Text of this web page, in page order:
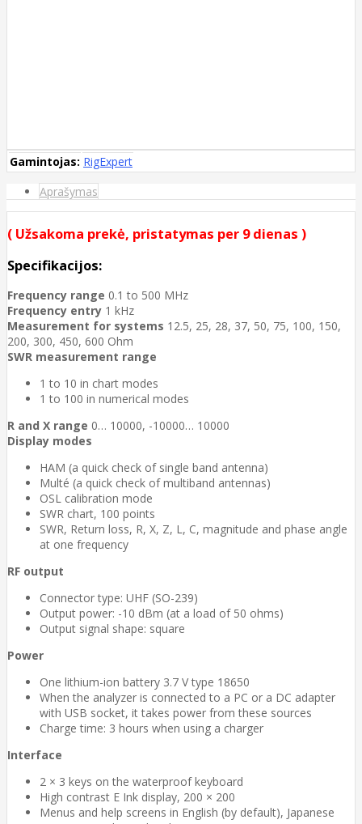
Gamintojas: RigExpert
Aprašymas
( Užsakoma prekė, pristatymas per 9 dienas )
Specifikacijos:
Frequency range 0.1 to 500 MHz
Frequency entry 1 kHz
Measurement for systems 12.5, 25, 28, 37, 50, 75, 100, 150,
200, 300, 450, 600 Ohm
SWR measurement range
1 to 10 in chart modes
1 to 100 in numerical modes
R and X range 0… 10000, -10000… 10000
Display modes
HAM (a quick check of single band antenna)
Multé (a quick check of multiband antennas)
OSL calibration mode
SWR chart, 100 points
SWR, Return loss, R, X, Z, L, C, magnitude and phase angle
at one frequency
RF output
Connector type: UHF (SO-239)
Output power: -10 dBm (at a load of 50 ohms)
Output signal shape: square
Power
One lithium-ion battery 3.7 V type 18650
When the analyzer is connected to a PC or a DC adapter
with USB socket, it takes power from these sources
Сharge time: 3 hours when using a charger
Interface
2 × 3 keys on the waterproof keyboard
High contrast E Ink display, 200 × 200
Menus and help screens in English (by default), Japanese